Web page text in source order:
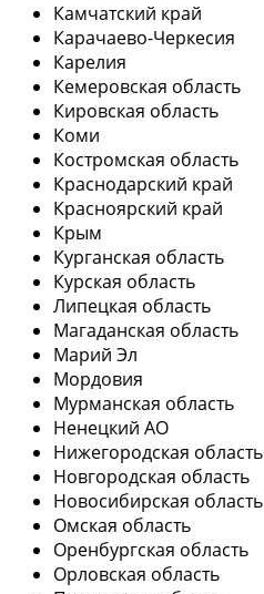
Камчатский край
Карачаево-Черкесия
Карелия
Кемеровская область
Кировская область
Коми
Костромская область
Краснодарский край
Красноярский край
Крым
Курганская область
Курская область
Липецкая область
Магаданская область
Марий Эл
Мордовия
Мурманская область
Ненецкий АО
Нижегородская область
Новгородская область
Новосибирская область
Омская область
Оренбургская область
Орловская область